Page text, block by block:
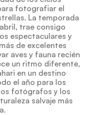
fotografiar el
La temporada
trae consigo
espectaculares y
de excelentes
aves y fauna recién
un ritmo diferente,
en un destino
el año para los
fotógrafos y los
salvaje más